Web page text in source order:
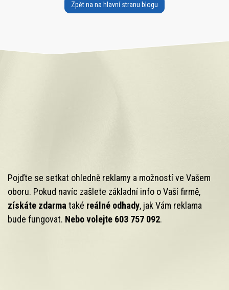
Zpět na na hlavní stranu blogu
Pojďte se setkat ohledně reklamy a možností ve Vašem
oboru. Pokud navíc zašlete základní info o Vaší firmě,
získáte zdarma také reálné odhady, jak Vám reklama
bude fungovat. Nebo volejte 603 757 092.